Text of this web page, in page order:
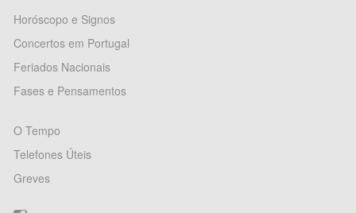
Horóscopo e Signos
Concertos em Portugal
Feriados Nacionais
Fases e Pensamentos
O Tempo
Telefones Úteis
Greves